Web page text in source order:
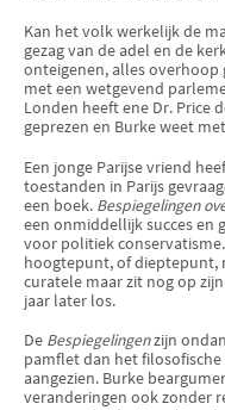
Kan het volk werkelijk de
gezag van de adel en de
onteigenen, alles overhoop
met een wetgevend
Londen heeft ene Dr. Price
geprezen en Burke weet
Een jonge Parijse vriend
toestanden in Parijs
een boek. Bespiegelingen
een onmiddellijk succes en
voor politiek
hoogtepunt, of dieptepunt,
curatele maar zit nog op
jaar later los.
De Bespiegelingenzijn
pamflet dan het
aangezien. Burke
veranderingen ook zonder